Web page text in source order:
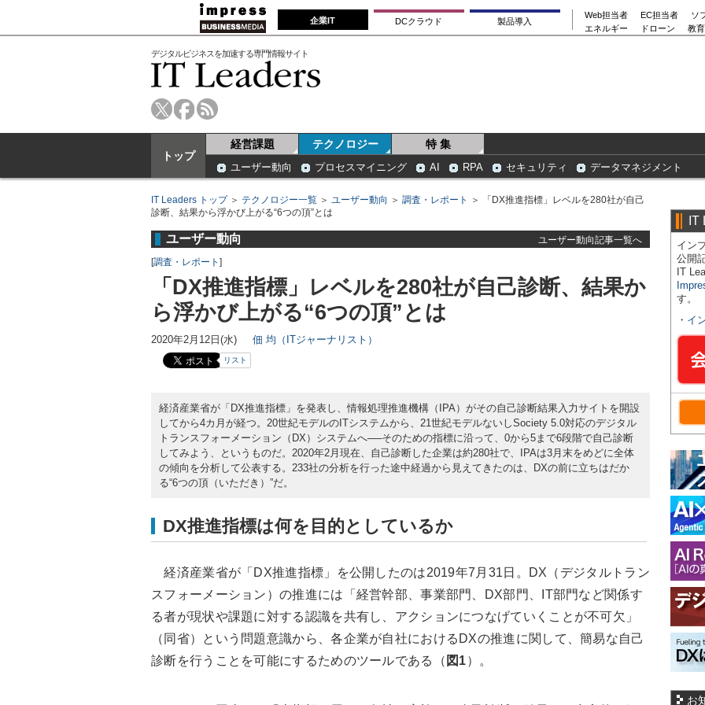
企業IT DCクラウド 製品導入
Web担当者 EC担当者
ソ
エネルギー
ドローン 教
デジタルビジネスを加速する専門情報サイト
トップ
経営課題 テクノロジー 特 集
ユーザー動向 プロセスマイニング AI RPA セキュリティ データマネジメント
IT Leaders トップ＞ テクノロジー一覧 ＞ ユーザー動向 ＞ 調査・レポート
＞ 「DX推進指標」レベルを280社が自己
診断、結果から浮かび上がる“6つの頂”とは
ユーザー動向
ユーザー動向記事一覧へ
[調査・レポート ]
「DX推進指標」レベルを280社が自己診断、結果か
ら浮かび上がる“6つの頂”とは
2020年2月12日(水) 佃 均（ITジャーナリスト）
リスト
経済産業省が「DX推進指標」を発表し、情報処理推進機構（IPA）がその自己診断結果入力サイトを開設
してから4カ月が経つ。20世紀モデルのITシステムから、21世紀モデルないしSociety 5.0対応のデジタル
トランスフォーメーション（DX）システムへ──そのための指標に沿って、0から5まで6段階で自己診断
してみよう、というものだ。2020年2月現在、自己診断した企業は約280社で、IPAは3月末をめどに全体
の傾向を分析して公表する。233社の分析を行った途中経過から見えてきたのは、DXの前に立ちはだか
る“6つの頂（いただき）”だ。
DX推進指標は何を目的としているか
経済産業省が「DX推進指標」を公開したのは2019年7月31日。DX（デジタルトラン
スフォーメーション）の推進には「経営幹部、事業部門、DX部門、IT部門など関係す
る者が現状や課題に対する認識を共有し、アクションにつなげていくことが不可欠」
（同省）という問題意識から、各企業が自社におけるDXの推進に関して、簡易な自己
診断を行うことを可能にするためのツールである（ 図1）。
IT
イン
公開
IT
す。
・ イ
お